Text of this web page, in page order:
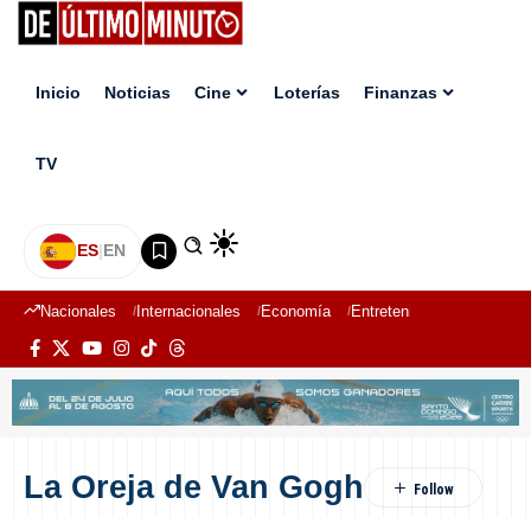
Inicio Noticias Cine Loterías Finanzas
TV
ES|EN
Nacionales Internacionales Economía Entretenimiento
La Oreja de Van Gogh